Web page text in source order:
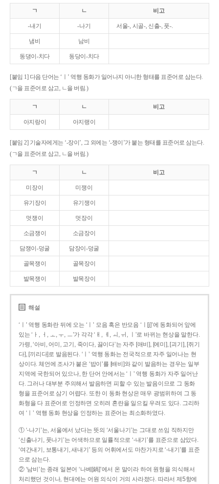
ㄱ ㄴ 비고
-내기 -나기 서울-, 시골-, 신출-, 풋-.
냄비 남비
동댕이-치다 동당이-치다
[붙임 1] 다음 단어는 ‘ㅣ’ 역행 동화가 일어나지 아니한 형태를 표준어로 삼는다.
(ㄱ을 표준어로 삼고, ㄴ을 버림.)
ㄱ ㄴ 비고
아지랑이 아지랭이
[붙임 2] 기술자에게는 ‘-장이’, 그 외에는 ‘-쟁이’가 붙는 형태를 표준어로 삼는다.
(ㄱ을 표준어로 삼고, ㄴ을 버림.)
ㄱ ㄴ 비고
미장이 미쟁이
유기장이 유기쟁이
멋쟁이 멋장이
소금쟁이 소금장이
담쟁이-덩굴 담장이-덩굴
골목쟁이 골목장이
발목쟁이 발목장이
해설
‘ㅣ’ 역행 동화란 뒤에 오는 ‘ㅣ’ 모음 혹은 반모음 ‘ㅣ[j]’에 동화되어 앞에
있는 ‘ㅏ, ㅓ, ㅗ, ㅜ, ㅡ’가 각각 ‘ㅐ, ㅔ, ㅚ, ㅟ, ㅣ’로 바뀌는 현상을 말한다.
가령, ‘아비, 어미, 고기, 죽이다, 끓이다’는 자주 [애비], [에미], [괴기], [쥐기
다], [끼리다]로 발음된다. ‘ㅣ’ 역행 동화는 전국적으로 자주 일어나는 현
상이다. 체언에 조사가 붙은 ‘밥이’를 [배비]와 같이 발음하는 경우는 일부
지역에 국한되어 있으나, 한 단어 안에서는 ‘ㅣ’ 역행 동화가 자주 일어난
다. 그러나 대부분 주의해서 발음하면 피할 수 있는 발음이므로 그 동화
형을 표준어로 삼기 어렵다. 또한 이 동화 현상은 매우 광범위하여 그 동
화형을 다 표준어로 인정하면 오히려 혼란을 일으킬 우려도 있다. 그리하
여 ‘ㅣ’ 역행 동화 현상을 인정하는 표준어는 최소화하였다.
① ‘-나기’는, 서울에서 났다는 뜻의 ‘서울나기’는 그대로 쓰임 직하지만
‘신출나기, 풋나기’는 어색하므로 일률적으로 ‘-내기’를 표준으로 삼았다.
‘여간내기, 보통내기, 새내기’ 등의 어휘에서도 마찬가지로 ‘-내기’를 표준
으로 삼는다.
② ‘남비’는 종래 일본어 ‘나베[鍋]’에서 온 말이라 하여 원형을 의식해서
처리했던 것이나, 현대에는 어원 의식이 거의 사라졌다. 따라서 제5항에